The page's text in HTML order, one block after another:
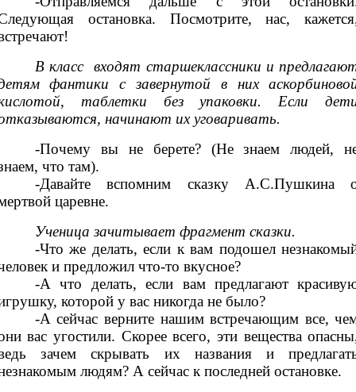
остановка. Посмотрите, нас,
В класс входят старшеклассники и
фантики с завернутой в них
таблетки без упаковки. Если
начинают их уговаривать.
-Почему вы не берете? (Не знаем людей,
что там).
-Давайте вспомним сказку А.С.Пушкина
царевне.
Ученица зачитывает фрагмент сказки.
-Что же делать, если к вам подошел
и предложил что-то вкусное?
-А что делать, если вам предлагают
которой у вас никогда не было?
-А сейчас верните нашим встречающим все,
вас угостили. Скорее всего, эти вещества
зачем скрывать их названия и
людям? А сейчас к последней остановке.